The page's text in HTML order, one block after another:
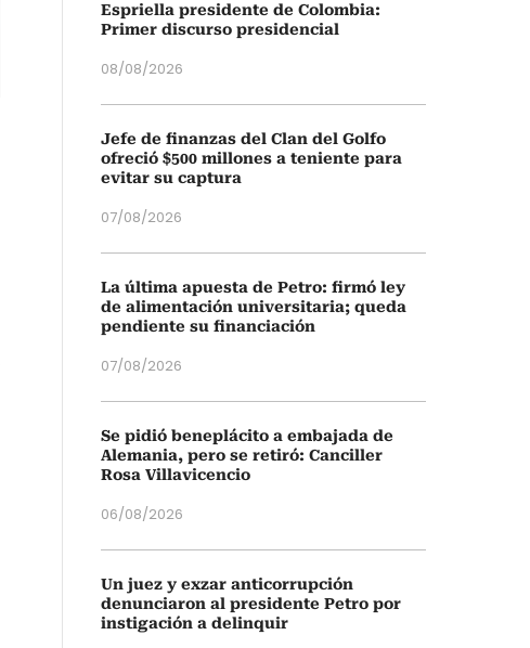
Espriella presidente de Colombia:
Primer discurso presidencial
08/08/2026
Jefe de finanzas del Clan del Golfo
ofreció $500 millones a teniente para
evitar su captura
07/08/2026
La última apuesta de Petro: firmó ley
de alimentación universitaria; queda
pendiente su financiación
07/08/2026
Se pidió beneplácito a embajada de
Alemania, pero se retiró: Canciller
Rosa Villavicencio
06/08/2026
Un juez y exzar anticorrupción
denunciaron al presidente Petro por
instigación a delinquir